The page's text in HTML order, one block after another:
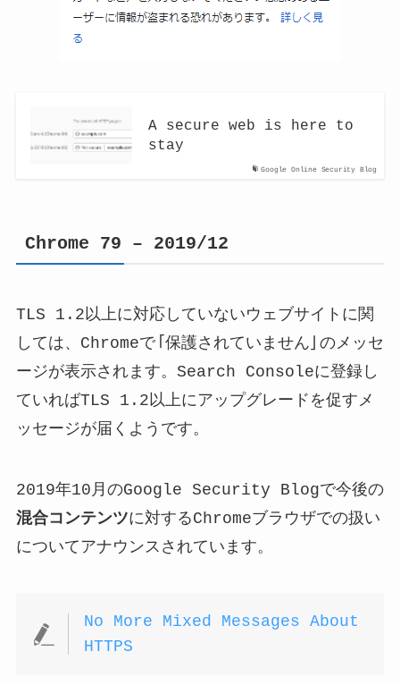
Google Online Security Blog
A secure web is here to
stay
Chrome 79 – 2019/12
TLS 1.2以上に対応していないウェブサイトに関
しては、Chromeで「保護されていません」のメッセ
ージが表示されます。Search Consoleに登録し
ていればTLS 1.2以上にアップグレードを促すメ
ッセージが届くようです。
2019年10月のGoogle Security Blogで今後の
混合コンテンツに対するChromeブラウザでの扱い
についてアナウンスされています。
No More Mixed Messages About
HTTPS